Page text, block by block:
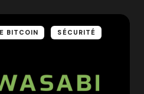
BITCOIN SÉCURITÉ